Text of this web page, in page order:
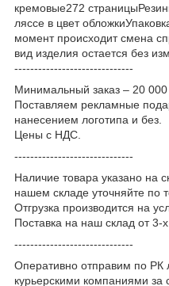
кремовые272
ляссе в цвет
момент происходит смена
вид изделия остается без
------------------------------
Минимальный заказ – 20 000
Поставляем рекламные
нанесением логотипа и без.
Цены с НДС.
------------------------------
Наличие товара указано на
нашем складе уточняйте по
Отгрузка производится на
Поставка на наш склад от 3-
------------------------------
Оперативно отправим по
курьерскими компаниями за